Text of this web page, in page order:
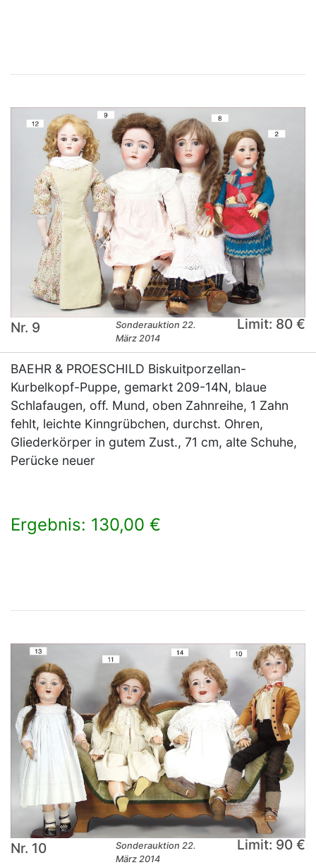
Nr. 9
Sonderauktion 22.
März 2014
Limit: 80 €
BAEHR & PROESCHILD Biskuitporzellan-
Kurbelkopf-Puppe, gemarkt 209-14N, blaue
Schlafaugen, off. Mund, oben Zahnreihe, 1 Zahn
fehlt, leichte Kinngrübchen, durchst. Ohren,
Gliederkörper in gutem Zust., 71 cm, alte Schuhe,
Perücke neuer
Ergebnis: 130,00 €
Nr. 10
Sonderauktion 22.
März 2014
Limit: 90 €